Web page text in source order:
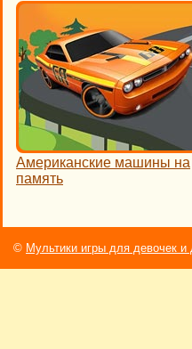
Американские машины на
память
© Мультики игры для девочек и